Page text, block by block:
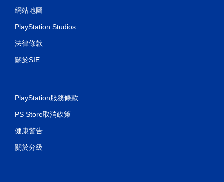
網站地圖
PlayStation Studios
法律條款
關於SIE
PlayStation服務條款
PS Store取消政策
健康警告
關於分級